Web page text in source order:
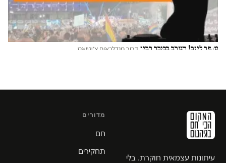
עופר לייב! הערב בכיכר רבין דרור מנדלבאום צ׳יטיאט
עיתונות עצמאית חוקרת. בלי
מדורים
חם
תחקירים